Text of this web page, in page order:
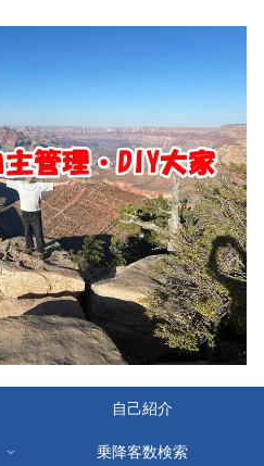
自己紹介
乗降客数検索